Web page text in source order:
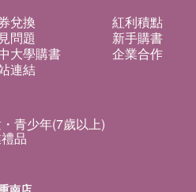
兌換
紅利積點
問題
新手購書
大學購書
企業合作
連結
青少年(7歲以上)
品
南店